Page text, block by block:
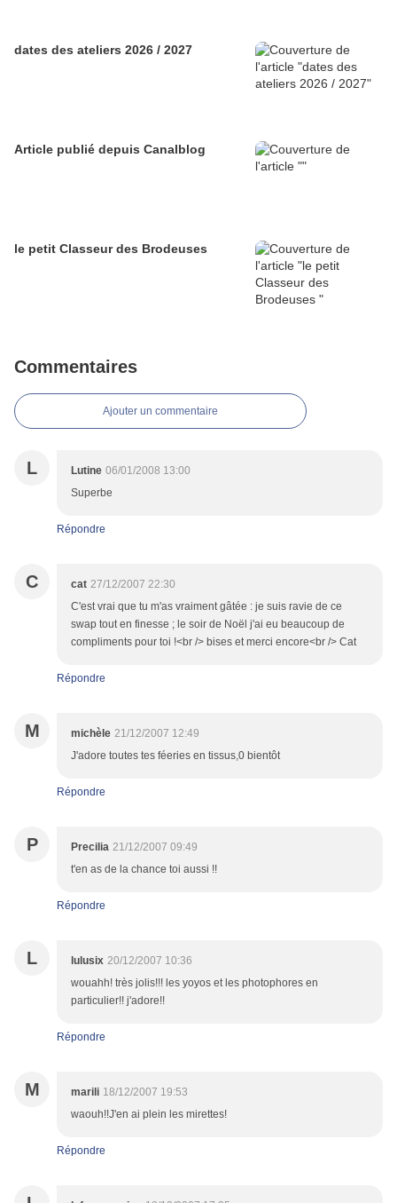
dates des ateliers 2026 / 2027
Article publié depuis Canalblog
le petit Classeur des Brodeuses
Commentaires
Ajouter un commentaire
L Lutine 06/01/2008 13:00
Superbe
Répondre
C cat 27/12/2007 22:30
C'est vrai que tu m'as vraiment gâtée : je suis ravie de ce
swap tout en finesse ; le soir de Noël j'ai eu beaucoup de
compliments pour toi !<br /> bises et merci encore<br /> Cat
Répondre
M michèle 21/12/2007 12:49
J'adore toutes tes féeries en tissus,0 bientôt
Répondre
P Precilia 21/12/2007 09:49
t'en as de la chance toi aussi !!
Répondre
L lulusix 20/12/2007 10:36
wouahh! très jolis!!! les yoyos et les photophores en
particulier!! j'adore!!
Répondre
M marili 18/12/2007 19:53
waouh!!J'en ai plein les mirettes!
Répondre